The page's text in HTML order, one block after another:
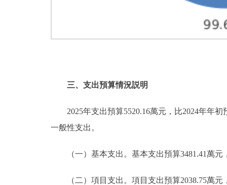
三、支出預算情況説明
2025年支出預算5520.16萬元，比2024年年初
一般性支出。
（一）基本支出。基本支出預算3481.41萬元，
（二）項目支出。項目支出預算2038.75萬元